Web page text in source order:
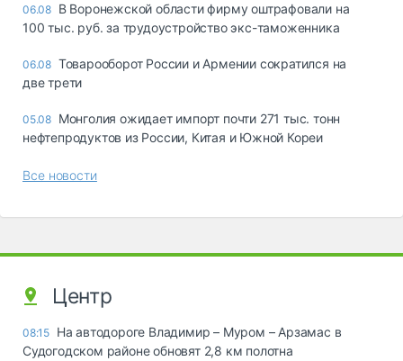
06.08 В Воронежской области фирму оштрафовали на
100 тыс. руб. за трудоустройство экс-таможенника
06.08 Товарооборот России и Армении сократился на
две трети
05.08 Монголия ожидает импорт почти 271 тыс. тонн
нефтепродуктов из России, Китая и Южной Кореи
Все новости
Центр
08:15 На автодороге Владимир – Муром – Арзамас в
Судогодском районе обновят 2,8 км полотна